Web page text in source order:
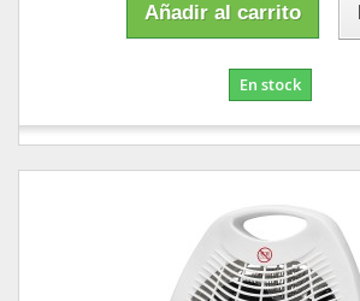
Añadir al carrito
En stock